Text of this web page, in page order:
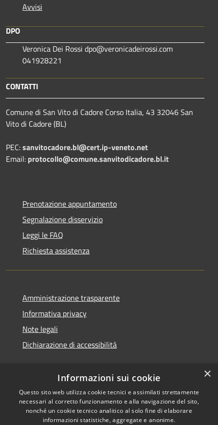
Avvisi
DPO
Veronica Dei Rossi dpo@veronicadeirossi.com
041928221
CONTATTI
Comune di San Vito di Cadore Corso Italia, 43 32046 San
Vito di Cadore (BL)
PEC:sanvitocadore.bl@cert.ip-veneto.net
Email: protocollo@comune.sanvitodicadore.bl.it
Prenotazione appuntamento
Segnalazione disservizio
Leggi le FAQ
Richiesta assistenza
Amministrazione trasparente
Informativa privacy
Note legali
Dichiarazione di accessibilità
×
Informazioni sui cookie
Questo sito web utilizza cookie tecnici e assimilati strettamente
necessari al corretto funzionamento e alla navigazione del sito,
nonché un cookie tecnico analitico al solo fine di elaborare
informazioni statistiche, aggregate e anonime.